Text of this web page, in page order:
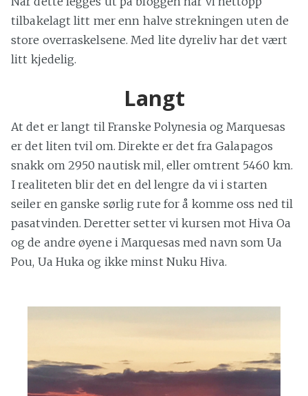
tilbakelagt litt mer enn halve strekningen uten de
store overraskelsene. Med lite dyreliv har det vært
litt kjedelig.
Langt
At det er langt til Franske Polynesia og Marquesas
er det liten tvil om. Direkte er det fra Galapagos
snakk om 2950 nautisk mil, eller omtrent 5460 km.
I realiteten blir det en del lengre da vi i starten
seiler en ganske sørlig rute for å komme oss ned til
pasatvinden. Deretter setter vi kursen mot Hiva Oa
og de andre øyene i Marquesas med navn som Ua
Pou, Ua Huka og ikke minst Nuku Hiva.